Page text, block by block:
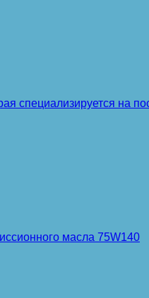
специализируется на
масла 75W140